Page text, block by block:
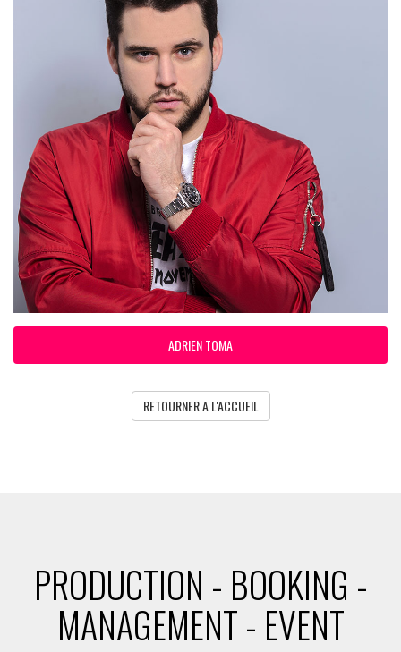
ADRIEN TOMA
RETOURNER A L'ACCUEIL
PRODUCTION - BOOKING -
MANAGEMENT - EVENT